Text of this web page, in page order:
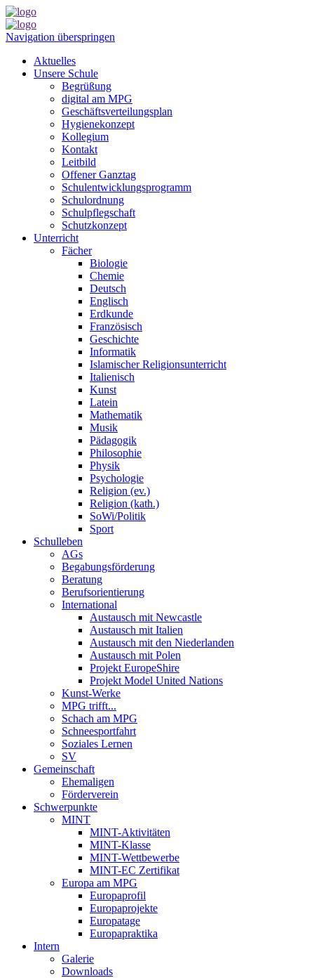
Navigation überspringen
Aktuelles
Unsere Schule
Begrüßung
digital am MPG
Geschäftsverteilungsplan
Hygienekonzept
Kollegium
Kontakt
Leitbild
Offener Ganztag
Schulentwicklungsprogramm
Schulordnung
Schulpflegschaft
Schutzkonzept
Unterricht
Fächer
Biologie
Chemie
Deutsch
Englisch
Erdkunde
Französisch
Geschichte
Informatik
Islamischer Religionsunterricht
Italienisch
Kunst
Latein
Mathematik
Musik
Pädagogik
Philosophie
Physik
Psychologie
Religion (ev.)
Religion (kath.)
SoWi/Politik
Sport
Schulleben
AGs
Begabungsförderung
Beratung
Berufsorientierung
International
Austausch mit Newcastle
Austausch mit Italien
Austausch mit den Niederlanden
Austausch mit Polen
Projekt EuropeShire
Projekt Model United Nations
Kunst-Werke
MPG trifft...
Schach am MPG
Schneesportfahrt
Soziales Lernen
SV
Gemeinschaft
Ehemaligen
Förderverein
Schwerpunkte
MINT
MINT-Aktivitäten
MINT-Klasse
MINT-Wettbewerbe
MINT-EC Zertifikat
Europa am MPG
Europaprofil
Europaprojekte
Europatage
Europapraktika
Intern
Galerie
Downloads